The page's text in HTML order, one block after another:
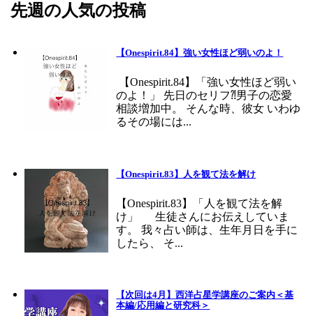
先週の人気の投稿
【Onespirit.84】強い女性ほど弱いのよ！
【Onespirit.84】「強い女性ほど弱い
のよ！」 先日のセリフ⁈男子の恋愛
相談増加中。 そんな時、彼女 いわゆ
るその場には...
【Onespirit.83】人を観て法を解け
【Onespirit.83】「人を観て法を解
け」 生徒さんにお伝えしていま
す。 我々占い師は、生年月日を手に
したら、 そ...
【次回は4月】西洋占星学講座のご案内＜基
本編/応用編と研究科＞